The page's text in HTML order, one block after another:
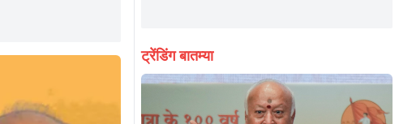
ट्रेंडिंग बातम्या